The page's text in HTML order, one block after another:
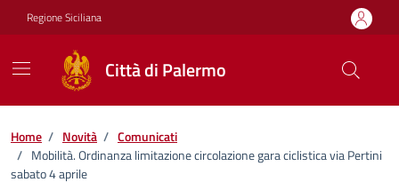
Vai ai contenuti
Vai al footer
Regione Siciliana
Città di Palermo
Home / Novità / Comunicati
/ Mobilità. Ordinanza limitazione circolazione gara ciclistica via Pertini
sabato 4 aprile